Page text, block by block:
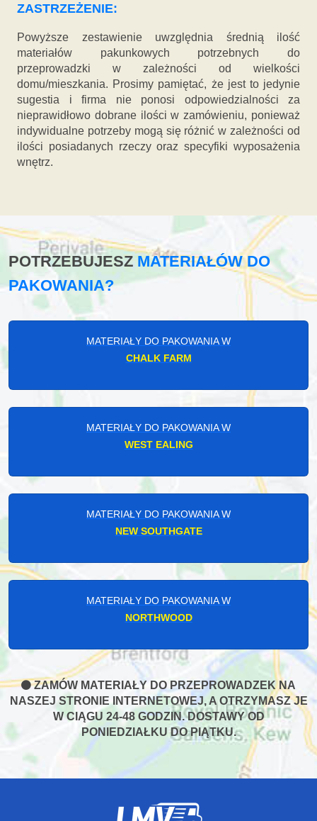
ZASTRZEŻENIE:
Powyższe zestawienie uwzględnia średnią ilość
materiałów pakunkowych potrzebnych do
przeprowadzki w zależności od wielkości
domu/mieszkania. Prosimy pamiętać, że jest to jedynie
sugestia i firma nie ponosi odpowiedzialności za
nieprawidłowo dobrane ilości w zamówieniu, ponieważ
indywidualne potrzeby mogą się różnić w zależności od
ilości posiadanych rzeczy oraz specyfiki wyposażenia
wnętrz.
POTRZEBUJESZMATERIAŁÓW DO
PAKOWANIA?
MATERIAŁY DO PAKOWANIA W
CHALK FARM
MATERIAŁY DO PAKOWANIA W
WEST EALING
MATERIAŁY DO PAKOWANIA W
NEW SOUTHGATE
MATERIAŁY DO PAKOWANIA W
NORTHWOOD
ZAMÓW MATERIAŁY DO PRZEPROWADZEK NA
NASZEJ STRONIE INTERNETOWEJ, A OTRZYMASZ JE
W CIĄGU 24-48 GODZIN. DOSTAWY OD
PONIEDZIAŁKU DO PIĄTKU.